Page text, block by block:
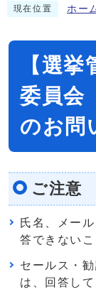
現在位置 ホー
【選
委員会
のお問
ご注意
氏名、メー
答できない
セールス・
は、回答して